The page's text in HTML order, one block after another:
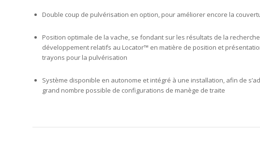
Double coup de pulvérisation en option, pour améliorer encore la
Position optimale de la vache, se fondant sur les résultats de la
développement relatifs au Locator™ en matière de position et
trayons pour la pulvérisation
Système disponible en autonome et intégré à une installation, afin de
grand nombre possible de configurations de manège de traite